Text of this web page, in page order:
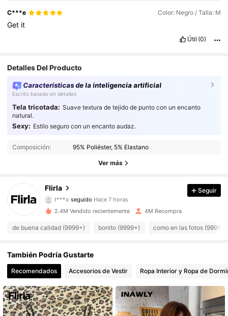
C***e Color: Negro / Talla: M
Get it
Útil (0)
Detalles Del Producto
Características de la inteligencia artificial
Escrito basado en detalles
Tela tricotada: Suave textura de tejido de punto con un encanto
natural.
Sexy: Estilo seguro con un encanto audaz.
Composición: 95% Poliéster, 5% Elastano
Ver más
Flirla
t***o seguido Hace 7 horas
659K Seguidores
4,92 659K Seguidores
4,92 659K Seguidores
4,92
4,92 659K Seguidores
Seguir
2.4M Vendido recientemente 4M Recompra
de buena calidad (9999+) bonito (9999+) como en las fotos (9999+)
También Podría Gustarte
Recomendados Accesorios de Vestir Ropa Interior y Ropa de